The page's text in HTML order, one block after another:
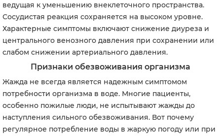
ведущая к уменьшению внеклеточного пространства.
Сосудистая реакция сохраняется на высоком уровне.
Характерные симптомы включают снижение диуреза и
центрального венозного давления при сохранении или
слабом снижении артериального давления.
Признаки обезвоживания организма
Жажда не всегда является надежным симптомом
потребности организма в воде. Многие пациенты,
особенно пожилые люди, не испытывают жажды до
наступления сильного обезвоживания. Вот почему
регулярное потребление воды в жаркую погоду или при